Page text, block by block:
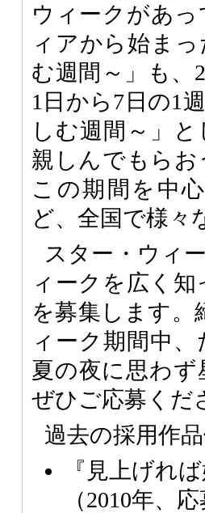
ウィークがあ
ィアから始ま
む週間～」も、
1日から7日の1
しむ週間～」
親しんでもら
この期間を中
ど、全国で様々
スター・ウィ
ィークを広く
を募集します。
ィーク期間中
夏の夜に思わ
ぜひご応募くだ
過去の採用作
『見上げれ
（2010年、